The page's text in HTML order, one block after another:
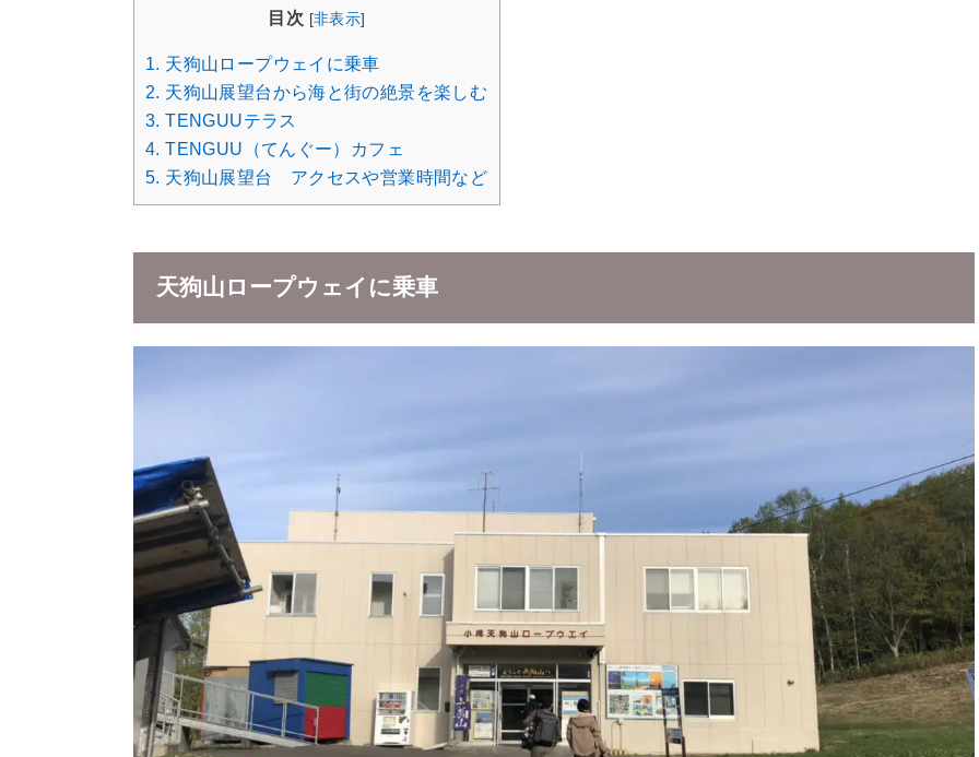
目次 [非表示]
1. 天狗山ロープウェイに乗車
2. 天狗山展望台から海と街の絶景を楽しむ
3. TENGUUテラス
4. TENGUU（てんぐー）カフェ
5. 天狗山展望台 アクセスや営業時間など
天狗山ロープウェイに乗車